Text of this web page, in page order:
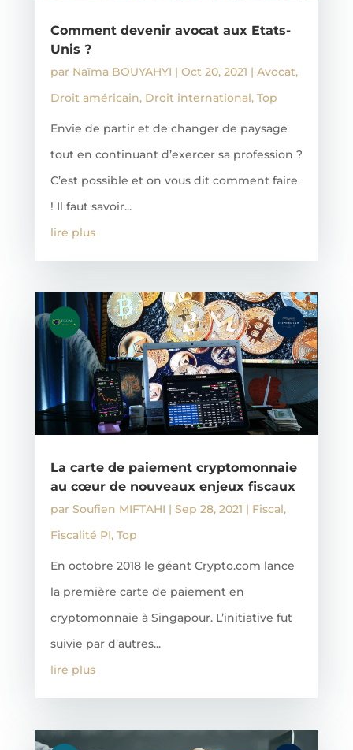
Comment devenir avocat aux Etats-
Unis ?
par Naïma BOUYAHYI | Oct 20, 2021 | Avocat,
Droit américain, Droit international, Top
Envie de partir et de changer de paysage
tout en continuant d’exercer sa profession ?
C’est possible et on vous dit comment faire
! Il faut savoir...
lire plus
La carte de paiement cryptomonnaie
au cœur de nouveaux enjeux fiscaux
par Soufien MIFTAHI | Sep 28, 2021 | Fiscal,
Fiscalité PI, Top
En octobre 2018 le géant Crypto.com lance
la première carte de paiement en
cryptomonnaie à Singapour. L’initiative fut
suivie par d’autres...
lire plus